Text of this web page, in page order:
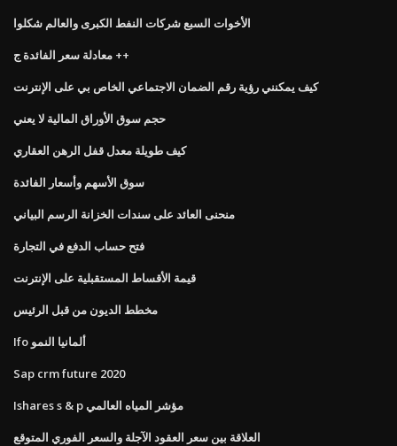
الأخوات السبع شركات النفط الكبرى والعالم شكلوا
معادلة سعر الفائدة ج ++
كيف يمكنني رؤية رقم الضمان الاجتماعي الخاص بي على الإنترنت
حجم سوق الأوراق المالية لا يعني
كيف طويلة معدل قفل الرهن العقاري
سوق الأسهم وأسعار الفائدة
منحنى العائد على سندات الخزانة الرسم البياني
فتح حساب الدفع في التجارة
قيمة الأقساط المستقبلية على الإنترنت
مخطط الديون من قبل الرئيس
Ifo ألمانيا النمو
Sap crm future 2020
Ishares s & p مؤشر المياه العالمي
العلاقة بين سعر العقود الآجلة والسعر الفوري المتوقع